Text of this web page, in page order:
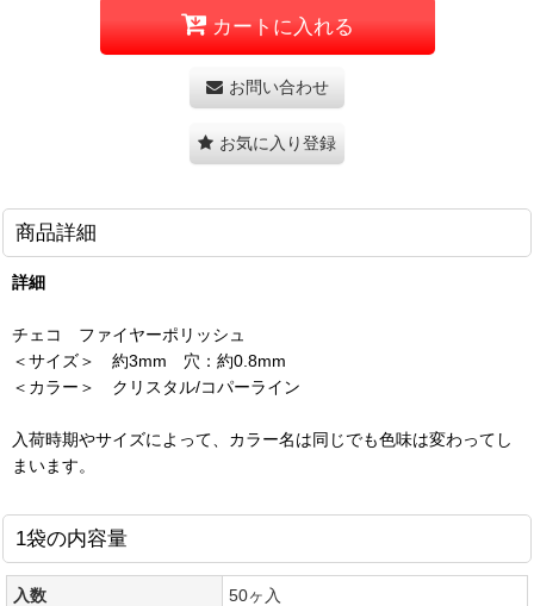
カートに入れる
お問い合わせ
お気に入り登録
商品詳細
詳細
チェコ ファイヤーポリッシュ
＜サイズ＞ 約3mm 穴：約0.8mm
＜カラー＞ クリスタル/コパーライン
入荷時期やサイズによって、カラー名は同じでも色味は変わってし
まいます。
1袋の内容量
入数 50ヶ入